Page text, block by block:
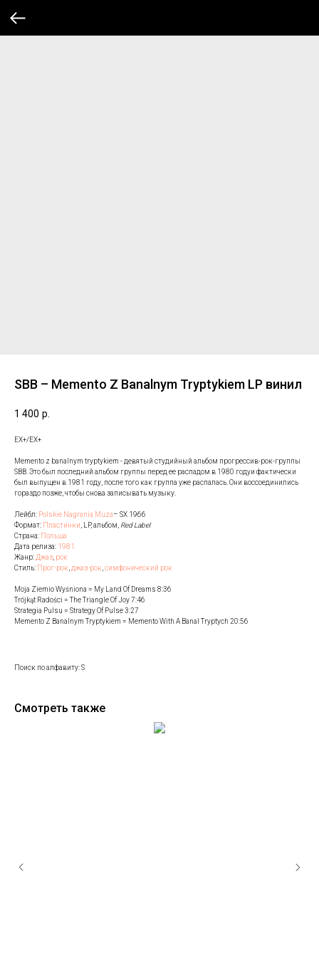
SBB – Memento Z Banalnym Tryptykiem LP винил
1 400 р.
EX+/EX+
Memento z banalnym tryptykiem - девятый студийный альбом прогрессив-рок-группы
SBB. Это был последний альбом группы перед ее распадом в 1980 годуи фактически
был выпущен в 1981 году, после того как группа уже распалась. Они воссоединились
гораздо позже, чтобы снова записывать музыку.
Лейбл: Polskie Nagrania Muza– SX 1966
Формат: Пластинки , LP, альбом, Red Label
Страна: Польша
Дата релиза: 1981
Жанр: Джаз рок
Стиль: Прог-рок джаз-рок симфонический рок
Moja Ziemio Wyśniona = My Land Of Dreams 8:36
Trójkąt Radości = The Triangle Of Joy 7:46
Strategia Pulsu = Strategy Of Pulse 3:27
Memento Z Banalnym Tryptykiem = Memento With A Banal Tryptych 20:56
Поиск по алфавиту: S
Смотреть также